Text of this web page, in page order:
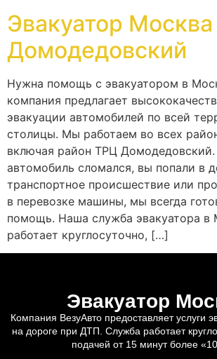
Эвакуатор
Домодедовский
Нужна помощь с эвакуатором в
компания предлагает
эвакуации автомобилей по всей
столицы. Мы работаем во всех
включая район ТРЦ
автомобиль сломался, вы попали в
транспортное происшествие или
в перевозке машины, мы всегда
помощь. Наша служба эвакуатора в
работает круглосуточно, […]
Эвакуатор
Компания ВезуАвто предоставляет услуги
на дороге при ДТП. Служба работает
подачей от 15 минут более